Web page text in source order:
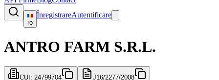
ro
ÎnregistrareAutentificare
ANTRO FARM S.R.L.
CUI: 24799704 J16/2277/2008